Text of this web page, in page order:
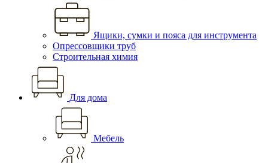
Ящики, сумки и пояса для инструмента
Опрессовщики труб
Строительная химия
Для дома
Мебель